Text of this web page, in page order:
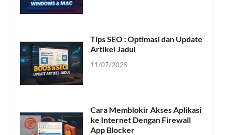
Tips SEO : Optimasi dan Update
Artikel Jadul
11/07/2025
Cara Memblokir Akses Aplikasi
ke Internet Dengan Firewall
App Blocker